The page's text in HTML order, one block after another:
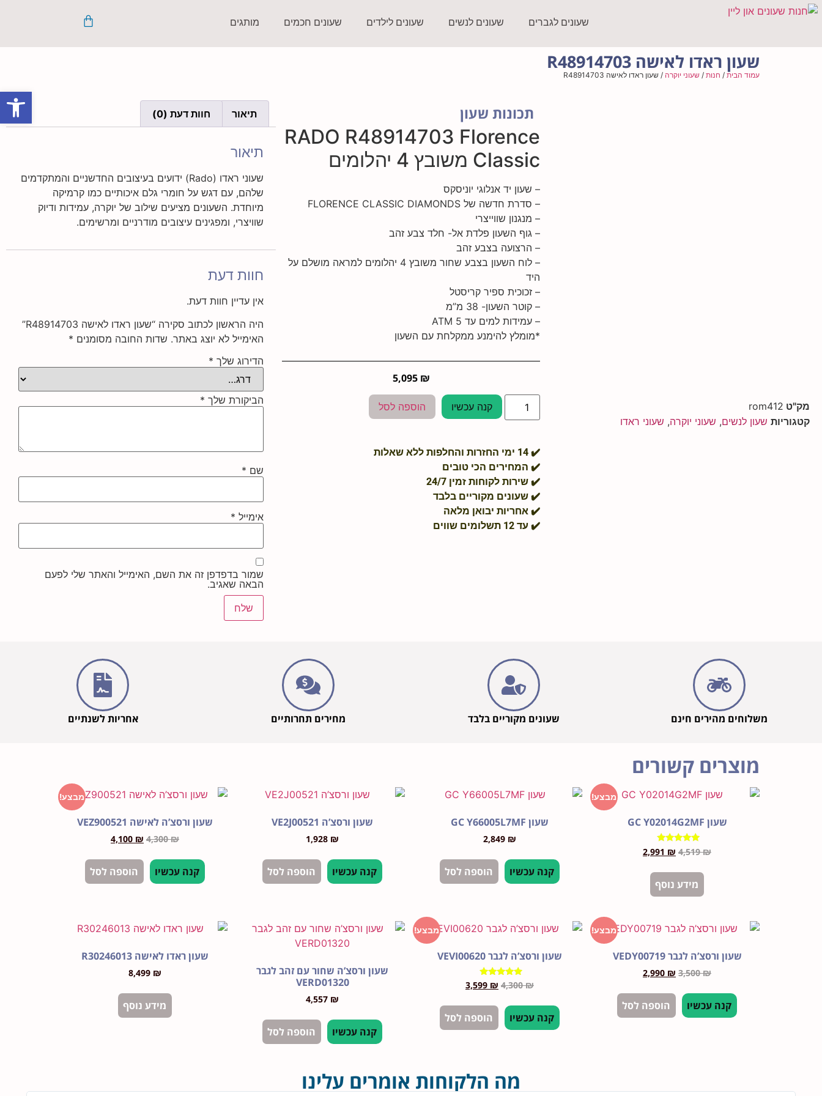
שעונים לגברים שעונים לנשים שעונים לילדים שעונים חכמים מותגים
שעון ראדו לאישה R48914703
עמוד הבית / חנות / שעוני יוקרה / שעון ראדו לאישה R48914703
מק"ט rom412
קטגוריות שעון לנשים, שעוני יוקרה, שעוני ראדו
תכונות שעון
RADO R48914703 Florence
Classic משובץ 4 יהלומים
– שעון יד אנלוגי יוניסקס
– סדרת חדשה של FLORENCE CLASSIC DIAMONDS
– מנגנון שווייצרי
– גוף השעון פלדת אל- חלד צבע זהב
– הרצועה בצבע זהב
– לוח השעון בצבע שחור משובץ 4 יהלומים למראה מושלם על
היד
– זכוכית ספיר קריסטל
– קוטר השעון- 38 מ”מ
– עמידות למים עד 5 ATM
*מומלץ להימנע ממקלחת עם השעון
5,095 ₪
קנה עכשיו הוספה לסל
✔️ 14 ימי החזרות והחלפות ללא שאלות
✔️ המחירים הכי טובים
✔️ שירות לקוחות זמין 24/7
✔️ שעונים מקוריים בלבד
✔️ אחריות יבואן מלאה
✔️ עד 12 תשלומים שווים
תיאור חוות דעת (0)
תיאור
שעוני ראדו (Rado) ידועים בעיצובים החדשניים והמתקדמים
שלהם, עם דגש על חומרי גלם איכותיים כמו קרמיקה
מיוחדת. השעונים מציעים שילוב של יוקרה, עמידות ודיוק
שוויצרי, ומפגינים עיצובים מודרניים ומרשימים.
חוות דעת
אין עדיין חוות דעת.
היה הראשון לכתוב סקירה “שעון ראדו לאישה R48914703”
האימייל לא יוצג באתר. שדות החובה מסומנים *
הדירוג שלך *
הביקורת שלך *
שם *
אימייל *
שמור בדפדפן זה את השם, האימייל והאתר שלי לפעם
הבאה שאגיב.
משלוחים מהירים חינם שעונים מקוריים בלבד מחירים תחרותיים אחריות לשנתיים
מוצרים קשורים
מבצע!
שעון GC Y02014G2MF
דורג
5.00
4,519₪
2,991 ₪
מידע נוסף
שעון GC Y66005L7MF
2,849 ₪
קנה עכשיו הוספה לסל
שעון ורסצ’ה VE2J00521
1,928 ₪
קנה עכשיו הוספה לסל
מבצע!
שעון ורסצ’ה לאישה VEZ900521
4,300₪
4,100 ₪
קנה עכשיו הוספה לסל
מבצע!
שעון ורסצ’ה לגבר VEDY00719
3,500₪
2,990 ₪
קנה עכשיו הוספה לסל
מבצע!
שעון ורסצ’ה לגבר VEVI00620
דורג
5.00
4,300₪
3,599 ₪
קנה עכשיו הוספה לסל
שעון ורסצ’ה שחור עם זהב לגבר
VERD01320
4,557 ₪
קנה עכשיו הוספה לסל
שעון ראדו לאישה R30246013
8,499 ₪
מידע נוסף
מה הלקוחות אומרים עלינו
פתח